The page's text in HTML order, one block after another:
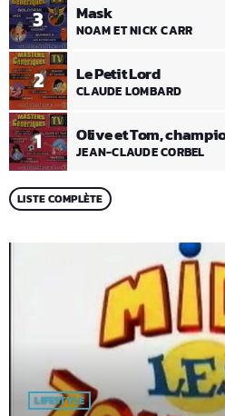
1 Olive et Tom,
JEAN-CLAUDE CORBEL
2 Le Petit Lord
CLAUDE LOMBARD
3 Mask
NOAM ET NICK CARR
LISTE COMPLÈTE
LIFESTYLE